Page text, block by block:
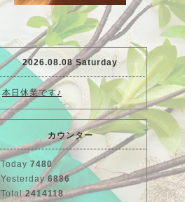
2026.08.08 Saturday
本日休業です♪
カウンター
Today 7480
Yesterday6886
Total2414118